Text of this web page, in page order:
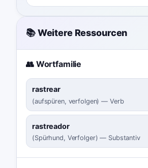
📚 Weitere Ressourcen
👥 Wortfamilie
rastrear
(aufspüren, verfolgen) — Verb
rastreador
(Spürhund, Verfolger) — Substantiv